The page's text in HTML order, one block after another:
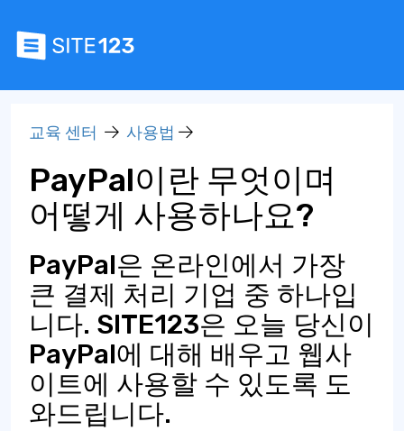
교육 센터 사용법
PayPal이란 무엇이며
어떻게 사용하나요?
PayPal은 온라인에서 가장
큰 결제 처리 기업 중 하나입
니다. SITE123은 오늘 당신이
PayPal에 대해 배우고 웹사
이트에 사용할 수 있도록 도
와드립니다.